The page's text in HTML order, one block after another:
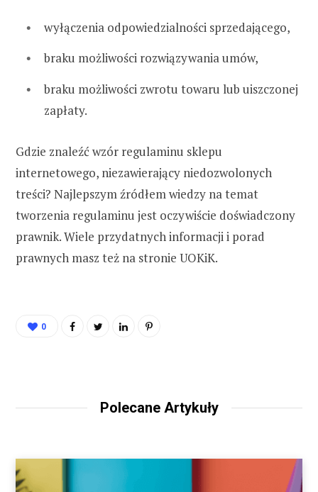
wyłączenia odpowiedzialności sprzedającego,
braku możliwości rozwiązywania umów,
braku możliwości zwrotu towaru lub uiszczonej
zapłaty.
Gdzie znaleźć wzór regulaminu sklepu
internetowego, niezawierający niedozwolonych
treści? Najlepszym źródłem wiedzy na temat
tworzenia regulaminu jest oczywiście doświadczony
prawnik. Wiele przydatnych informacji i porad
prawnych masz też na stronie UOKiK.
0
Polecane Artykuły